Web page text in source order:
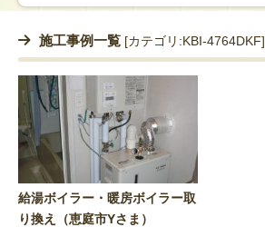
施工事例一覧 [カテゴリ:KBI-4764DKF]
給湯ボイラー・暖房ボイラー取
り換え（恵庭市Yさま）